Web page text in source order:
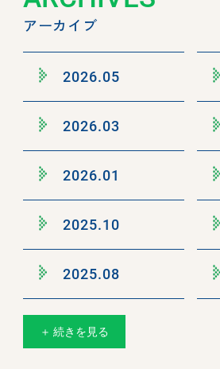
アーカイブ
2026.05
2026.03
2026.01
2025.10
2025.08
＋ 続きを見る